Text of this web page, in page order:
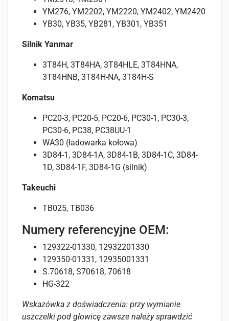
YM276, YM2202, YM2220, YM2402, YM2420
YB30, YB35, YB281, YB301, YB351
Silnik Yanmar
3T84H, 3T84HA, 3T84HLE, 3T84HNA,
3T84HNB, 3T84H-NA, 3T84H-S
Komatsu
PC20-3, PC20-5, PC20-6, PC30-1, PC30-3,
PC30-6, PC38, PC38UU-1
WA30 (ładowarka kołowa)
3D84-1, 3D84-1A, 3D84-1B, 3D84-1C, 3D84-
1D, 3D84-1F, 3D84-1G (silnik)
Takeuchi
TB025, TB036
Numery referencyjne OEM:
129322-01330, 12932201330
129350-01331, 12935001331
S.70618, S70618, 70618
HG-322
Wskazówka z doświadczenia: przy wymianie
uszczelki pod głowicę zawsze należy sprawdzić